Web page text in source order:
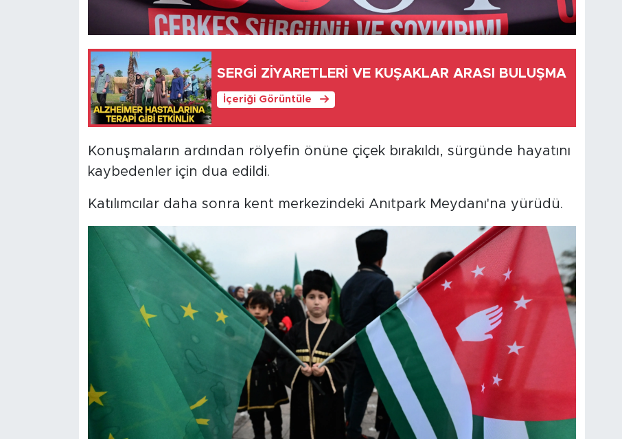
SERGİ ZİYARETLERİ VE KUŞAKLAR ARASI BULUŞMA
İçeriği Görüntüle
Konuşmaların ardından rölyefin önüne çiçek bırakıldı, sürgünde hayatını
kaybedenler için dua edildi.
Katılımcılar daha sonra kent merkezindeki Anıtpark Meydanı'na yürüdü.